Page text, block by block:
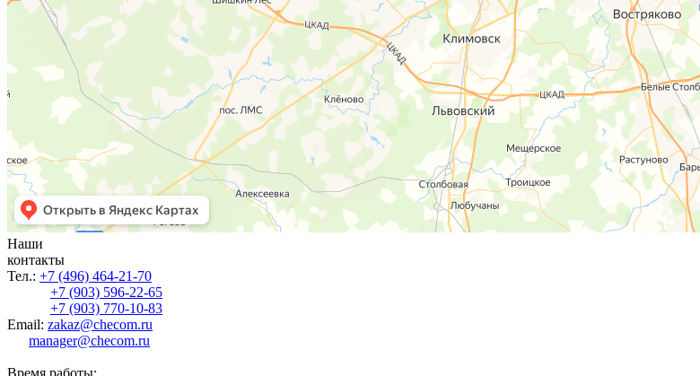
Наши
контакты
Тел.: +7 (496) 464-21-70
+7 (903) 596-22-65
+7 (903) 770-10-83
Email: zakaz@checom.ru
manager@checom.ru